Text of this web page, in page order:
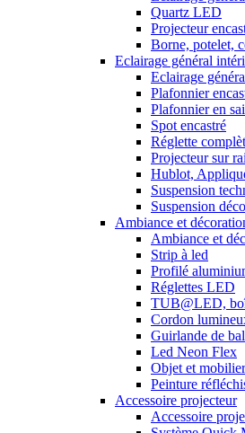
Quartz LED
Projecteur
Borne, potelet,
Eclairage général
Eclairage
Plafonnier
Plafonnier en
Spot encastré
Réglette
Projecteur sur
Hublot,
Suspension
Suspension
Ambiance et
Ambiance et
Strip à led
Profilé
Réglettes LED
TUB@LED,
Cordon
Guirlande de bal
Led Neon Flex
Objet et
Peinture
Accessoire projecteur
Accessoire